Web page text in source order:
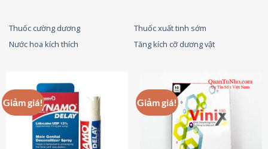
Thuốc cường dương
Thuốc xuất tinh sớm
Nước hoa kích thích
Tăng kích cỡ dương vật
Giảm giá! Giảm giá!